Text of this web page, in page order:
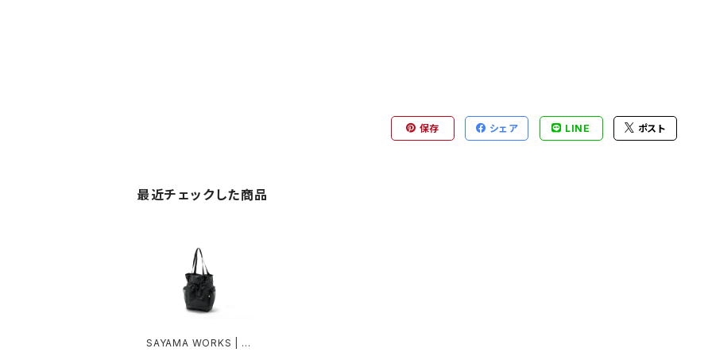
保存 シェア LINE ポスト
最近チェックした商品
SAYAMA WORKS | T